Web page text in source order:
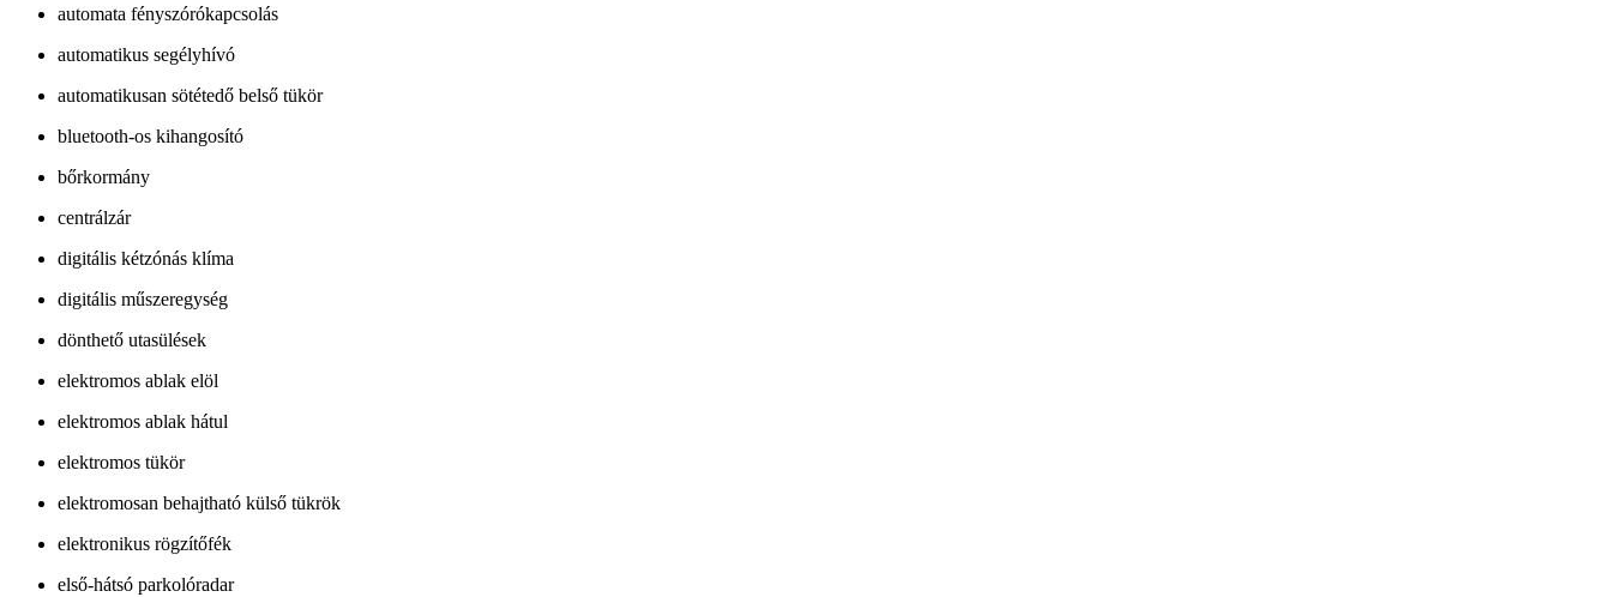
automata fényszórókapcsolás
automatikus segélyhívó
automatikusan sötétedő belső tükör
bluetooth-os kihangosító
bőrkormány
centrálzár
digitális kétzónás klíma
digitális műszeregység
dönthető utasülések
elektromos ablak elöl
elektromos ablak hátul
elektromos tükör
elektromosan behajtható külső tükrök
elektronikus rögzítőfék
első-hátsó parkolóradar